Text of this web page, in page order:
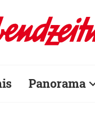
Panorama